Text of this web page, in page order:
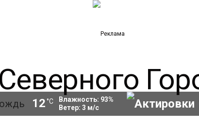
12 °C Влажность: 93%
Ветер: 3 м/с